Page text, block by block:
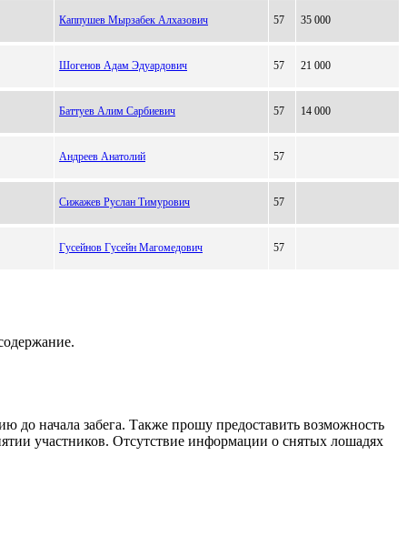
Каппушев Мырзабек Алхазович 57 35 000
Шогенов Адам Эдуардович 57 21 000
Баттуев Алим Сарбиевич 57 14 000
Андреев Анатолий 57
Сижажев Руслан Тимурович 57
Гусейнов Гусейн Магомедович 57
до начала забега. Также прошу предоставить возможность
участников. Отсутствие информации о снятых лошадях